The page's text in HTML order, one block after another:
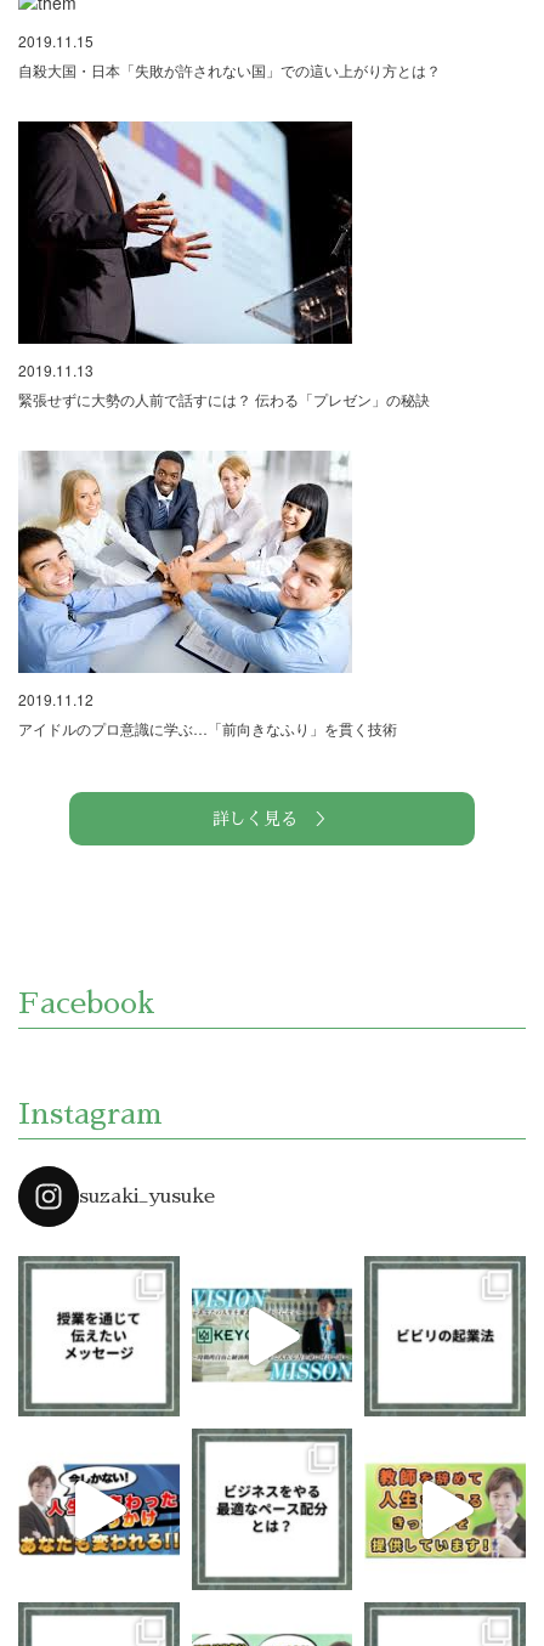
2019.11.15
自殺大国・日本「失敗が許されない国」での這い上がり方とは？
2019.11.13
緊張せずに大勢の人前で話すには？ 伝わる「プレゼン」の秘訣
2019.11.12
アイドルのプロ意識に学ぶ…「前向きなふり」を貫く技術
詳しく見る ＞
Facebook
Instagram
suzaki_yusuke